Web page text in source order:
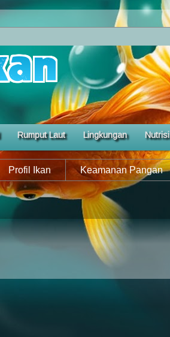
Rumput Laut Lingkungan Nutrisi
Profil Ikan Keamanan Pangan